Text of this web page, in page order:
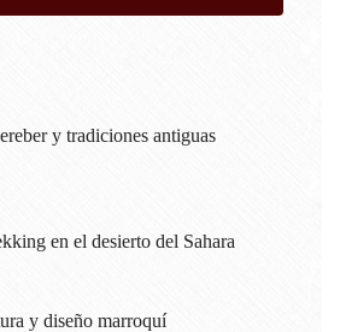
y tradiciones antiguas
en el desierto del Sahara
y diseño marroquí